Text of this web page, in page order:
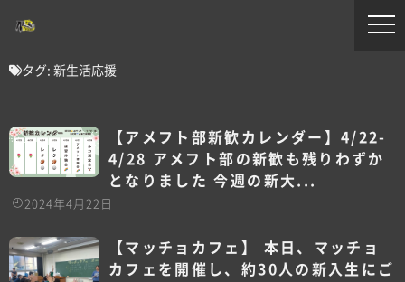
タグ: 新生活応援
【アメフト部新歓カレンダー】4/22-
4/28 アメフト部の新歓も残りわずか
となりました 今週の新大...
2024年4月22日
【マッチョカフェ️】 本日、マッチョ
カフェ️を開催し、約30人の新入生にご